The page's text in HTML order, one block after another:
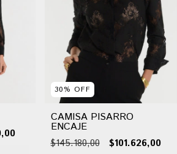
30% OFF
CAMISA PISARRO
ENCAJE
$145.180,00 $101.626,00